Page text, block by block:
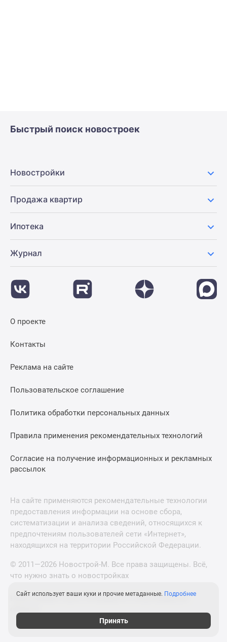
Быстрый поиск новостроек
Новостройки
Продажа квартир
Ипотека
Журнал
О проекте
Контакты
Реклама на сайте
Пользовательское соглашение
Политика обработки персональных данных
Правила применения рекомендательных технологий
Согласие на получение информационных и рекламных
рассылок
На сайте применяются рекомендательные технологии
предоставления информации на основе сбора,
систематизации и анализа сведений, относящихся к
предпочтениям пользователей сети «Интернет»,
находящихся на территории Российской Федерации.
© 2011—2026 Новострой-М. Все права защищены. Всё,
что нужно знать о новостройках
Новостройки Санкт-Петербурга и Ленинградской
Сайт использует ваши куки и прочие метаданные. Подробнее
Принять